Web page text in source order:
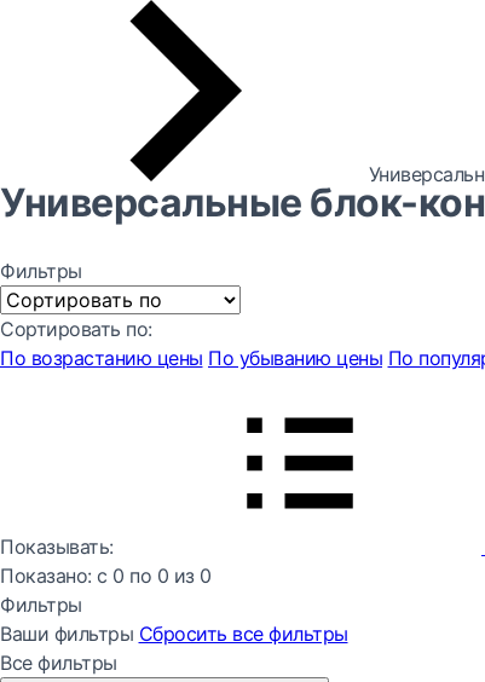
Универсальные блок-
Фильтры
Сортировать по:
По возрастанию цены По убыванию цены По
Показывать:
Показано: с 0 по 0 из 0
Фильтры
Ваши фильтры Сбросить все фильтры
Все фильтры